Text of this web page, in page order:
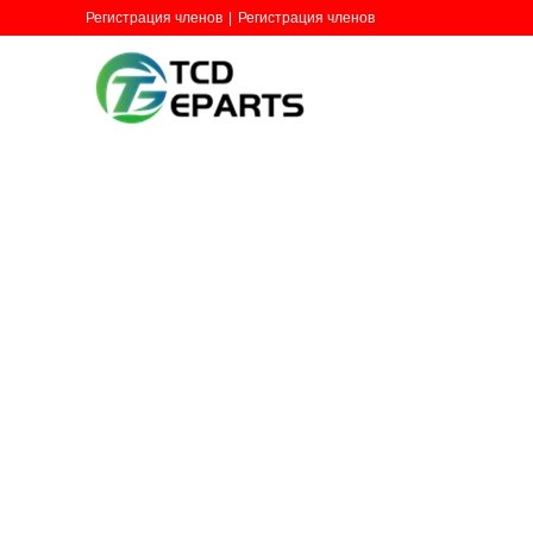
Регистрация членов Регистрация членов